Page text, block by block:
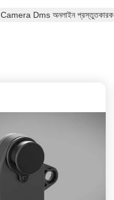
Camera Dms অনলাইন প্রস্তুতকারক